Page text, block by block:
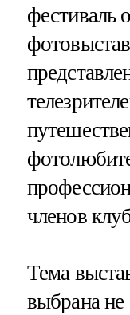
фестиваль
членов
Тема
выбрана